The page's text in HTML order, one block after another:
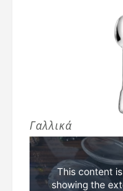
Γαλλικά
This content
showing the